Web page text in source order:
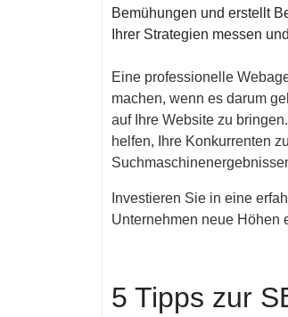
Bemühungen und erstellt
Ihrer Strategien messen
Eine professionelle
machen, wenn es darum
auf Ihre Website zu
helfen, Ihre Konkurrenten
Investieren Sie in eine
Unternehmen neue Höhen
5 Tipps zur